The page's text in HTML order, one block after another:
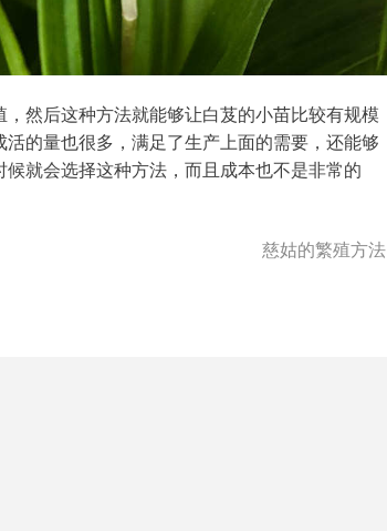
然后这种方法就能够让白芨的小苗比较有规模
的量也很多，满足了生产上面的需要，还能够
就会选择这种方法，而且成本也不是非常的
慈姑的繁殖方法